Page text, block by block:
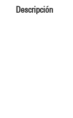
Descripción